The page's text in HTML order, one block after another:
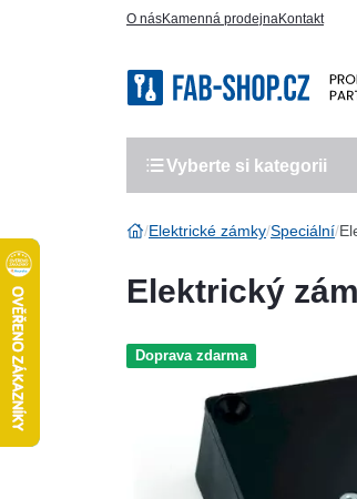
O násKamenná prodejnaKontakt
Vyberte si kategorii
Elektrické zámky Speciální
Elektrický
Doprava zdarma